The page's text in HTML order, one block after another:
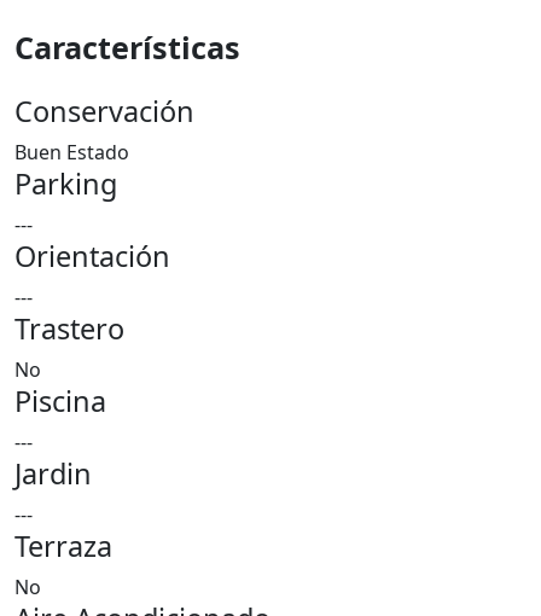
Características
Conservación
Buen Estado
Parking
---
Orientación
---
Trastero
No
Piscina
---
Jardin
---
Terraza
No